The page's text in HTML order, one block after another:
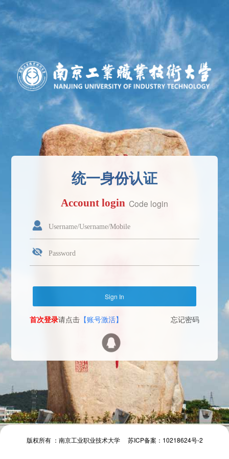
统一身份认证
Account login Code login
首次登录请点击 【账号激活】 忘记密码
Send verification code
The camera will be turned on soon. Please pay attention to your privacy
微信扫一扫
首次登录请点击【账号激活】 忘记密码
版权所有 ：南京工业职业技术大学 苏ICP备案：10218624号-2